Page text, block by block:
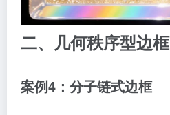
二、几何秩序型边框
案例4：分子链式边框